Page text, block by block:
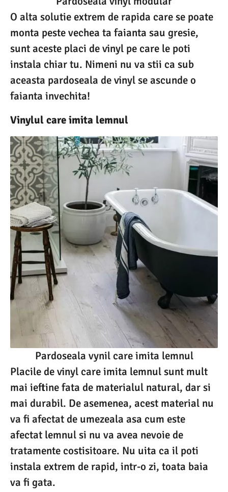
O alta solutie extrem de rapida care se poate
monta peste vechea ta faianta sau gresie,
sunt aceste placi de vinyl pe care le poti
instala chiar tu. Nimeni nu va stii ca sub
aceasta pardoseala de vinyl se ascunde o
faianta invechita!
Vinylul care imita lemnul
Pardoseala vynil care imita lemnul
Placile de vinyl care imita lemnul sunt mult
mai ieftine fata de materialul natural, dar si
mai durabil. De asemenea, acest material nu
va fi afectat de umezeala asa cum este
afectat lemnul si nu va avea nevoie de
tratamente costisitoare. Nu uita ca il poti
instala extrem de rapid, intr-o zi, toata baia
va fi gata.